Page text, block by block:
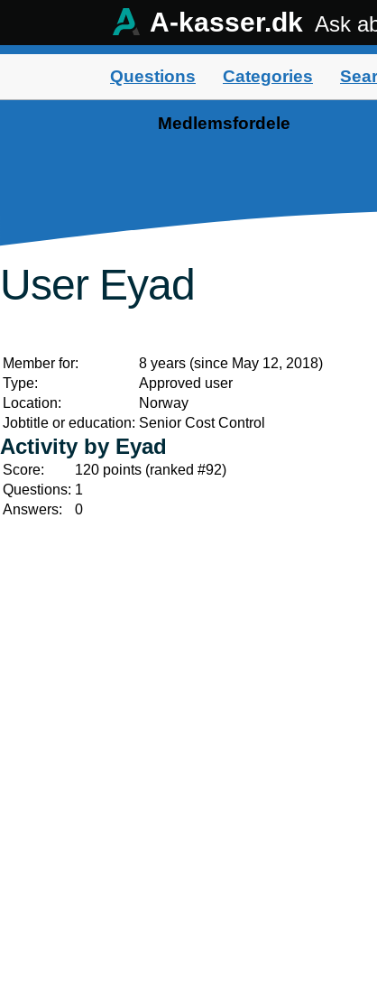
A-kasser.dk Ask
Questions Categories
Medlemsfordele
User Eyad
Member for:
8 years (since May 12, 2018)
Type:
Approved user
Location:
Norway
Jobtitle or education: Senior Cost Control
Activity by Eyad
Score: 120 points (ranked #92)
Questions: 1
Answers:
0